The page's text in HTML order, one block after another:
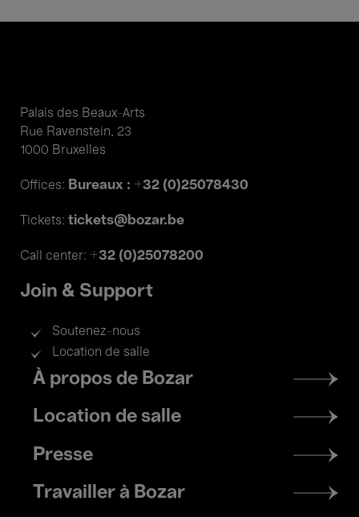
Palais des Beaux-Arts
Rue Ravenstein, 23
1000 Bruxelles
Offices: Bureaux : +32 (0)25078430
Tickets: tickets@bozar.be
Call center: +32 (0)25078200
Join & Support
Soutenez-nous
Location de salle
Footer
menu
À propos de Bozar
Location de salle
Presse
Travailler à Bozar